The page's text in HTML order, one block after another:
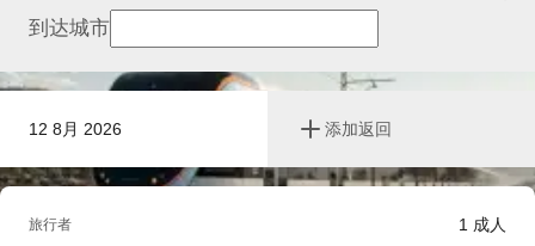
12 8月 2026 添加返回
到达城市
旅行者 1 成人